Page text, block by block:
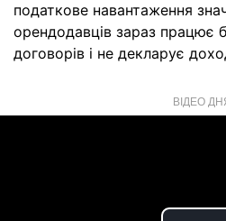
податкове навантаження
орендодавців зараз працює
договорів і не декларує
ВІДЕО